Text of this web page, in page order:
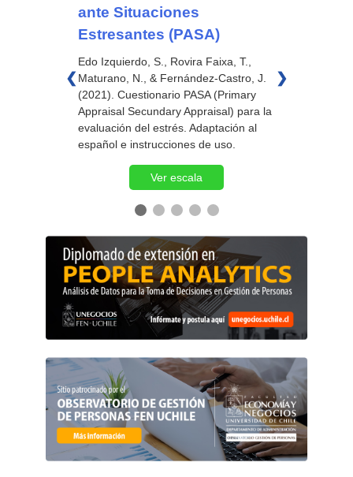
ante Situaciones
Estresantes (PASA)
Edo Izquierdo, S., Rovira Faixa, T.,
Maturano, N., & Fernández-Castro, J.
(2021). Cuestionario PASA (Primary
Appraisal Secundary Appraisal) para la
evaluación del estrés. Adaptación al
español e instrucciones de uso.
Ver escala
❮ ❯